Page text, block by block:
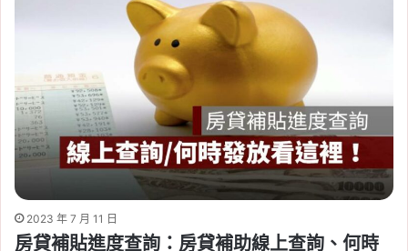
2023 年 7 月 11 日
房貸補貼進度查詢：房貸補助線上查詢、何時